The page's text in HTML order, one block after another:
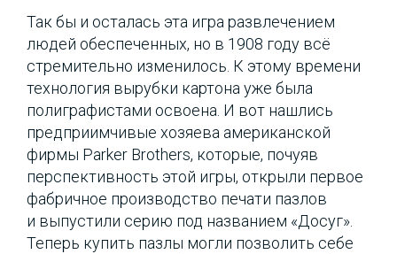
Так бы и осталась эта игра развлечением
людей обеспеченных, но в 1908 году всё
стремительно изменилось. К этому времени
технология вырубки картона уже была
полиграфистами освоена. И вот нашлись
предприимчивые хозяева американской
фирмы Parker Brothers, которые, почуяв
перспективность этой игры, открыли первое
фабричное производство печати пазлов
и выпустили серию под названием «Досуг».
Теперь купить пазлы могли позволить себе